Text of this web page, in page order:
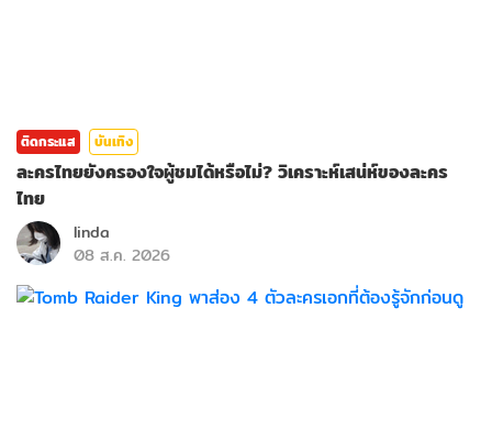
ติดกระแส บันเทิง
ละครไทยยังครองใจผู้ชมได้หรือไม่? วิเคราะห์เสน่ห์ของละคร
ไทย
linda
08 ส.ค. 2026